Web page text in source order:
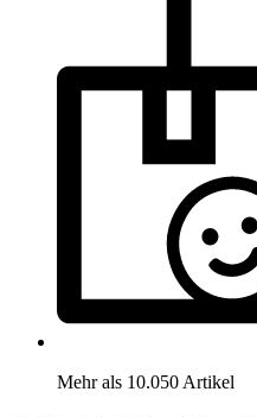
Mehr als 10.050 Artikel